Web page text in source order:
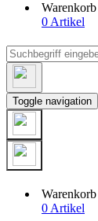
Warenkorb
0 Artikel
Toggle navigation
Warenkorb
0 Artikel